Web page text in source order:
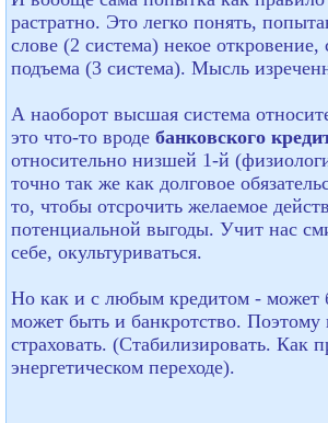
растратно. Это легко понять,
слове (2 система) некое откровение,
подъема (3 система). Мысль
А наоборот высшая система
это что-то вроде банковского
относительно низшей 1-й
точно так же как долговое
то, чтобы отсрочить желаемое
потенциальной выгоды. Учит нас
себе, окультуриваться.
Но как и с любым кредитом - может
может быть и банкротство. Поэтому
страховать. (Стабилизировать. Как
энергетическом переходе).